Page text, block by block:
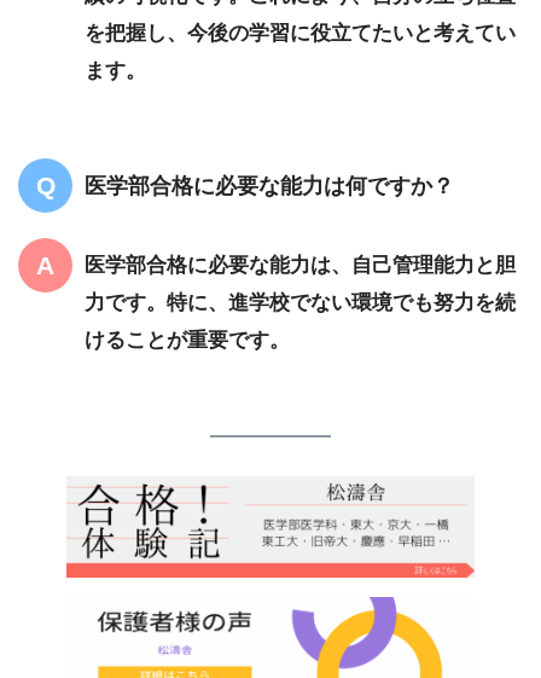
を把握し、今後の学習に役立てたいと考えてい
ます。
医学部合格に必要な能力は何ですか？
医学部合格に必要な能力は、自己管理能力と胆
力です。特に、進学校でない環境でも努力を続
けることが重要です。